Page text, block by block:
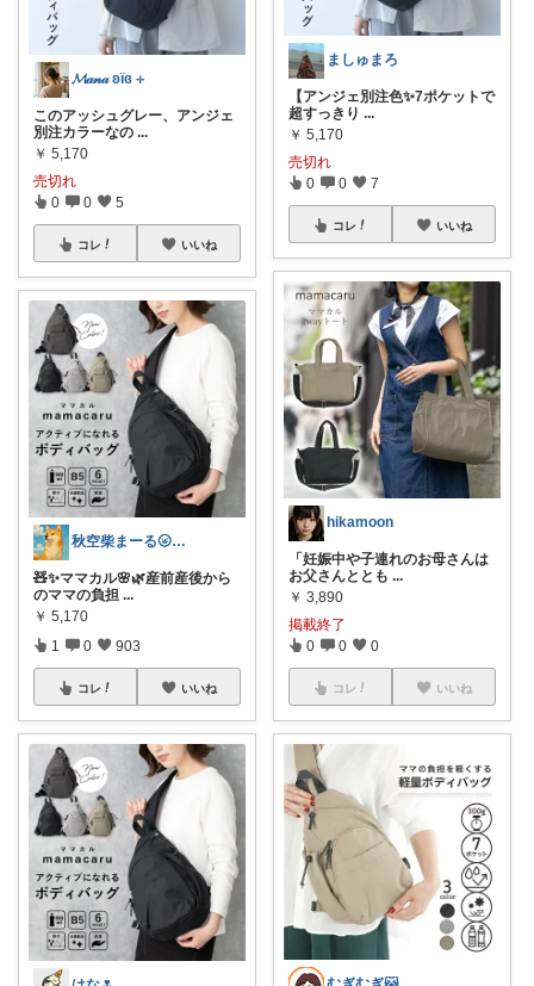
𝓜𝒶𝓃𝒶 ʚïɞ ⊹
このアッシュグレー、アンジェ
別注カラーなの ...
￥ 5,170
売切れ
0 0 5
コレ いいね
秋空柴まーる🌝優しい暮らしアイテム🐾
🧸✨️ママカル🌸🌿産前産後から
のママの負担 ...
￥ 5,170
1 0 903
コレ いいね
ましゅまろ
​【アンジェ別注色✨7ポケットで
超すっきり ...
￥ 5,170
売切れ
0 0 7
コレ いいね
hikamoon
「妊娠中や子連れのお母さんは
お父さんととも ...
￥ 3,890
掲載終了
0 0 0
コレ いいね